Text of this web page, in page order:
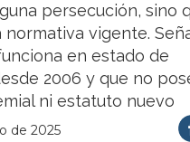
persecución, sino
vigente.
en estado de
2006 y que no
ni estatuto nuevo
de 2025